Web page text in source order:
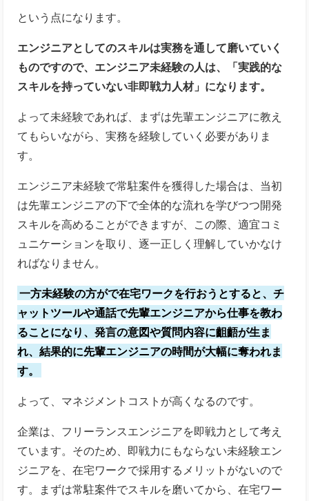
という点になります。
エンジニアとしてのスキルは実務を通して磨いていく
ものですので、エンジニア未経験の人は、「実践的な
スキルを持っていない非即戦力人材」になります。
よって未経験であれば、まずは先輩エンジニアに教え
てもらいながら、実務を経験していく必要がありま
す。
エンジニア未経験で常駐案件を獲得した場合は、当初
は先輩エンジニアの下で全体的な流れを学びつつ開発
スキルを高めることができますが、この際、適宜コミ
ュニケーションを取り、逐一正しく理解していかなけ
ればなりません。
一方未経験の方がで在宅ワークを行おうとすると、チ
ャットツールや通話で先輩エンジニアから仕事を教わ
ることになり、発言の意図や質問内容に齟齬が生ま
れ、結果的に先輩エンジニアの時間が大幅に奪われま
す。
よって、マネジメントコストが高くなるのです。
企業は、フリーランスエンジニアを即戦力として考え
ています。そのため、即戦力にもならない未経験エン
ジニアを、在宅ワークで採用するメリットがないので
す。まずは常駐案件でスキルを磨いてから、在宅ワー